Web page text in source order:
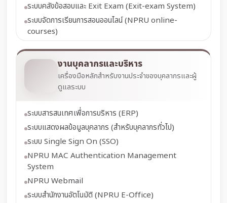
ระบบคลังข้อสอบและ Exit Exam (Exit-exam System)
ระบบจัดการเรียนการสอนออนไลน์ (NPRU online-
courses)
งานบุคลากรและบริหาร
เครื่องมือหลักสำหรับงานประจำของบุคลากรและผู้
ดูแลระบบ
ระบบสารสนเทศเพื่อการบริหาร (ERP)
ระบบแสดงผลข้อมูลบุคลากร (สำหรับบุคลากรทั่วไป)
ระบบ Single Sign On (SSO)
NPRU MAC Authentication Management
System
NPRU Webmail
ระบบสำนักงานอัตโนมัติ (NPRU E-Office)